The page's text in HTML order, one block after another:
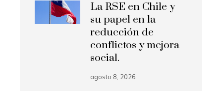
La RSE en Chile y
su papel en la
reducción de
conflictos y mejora
social.
agosto 8, 2026